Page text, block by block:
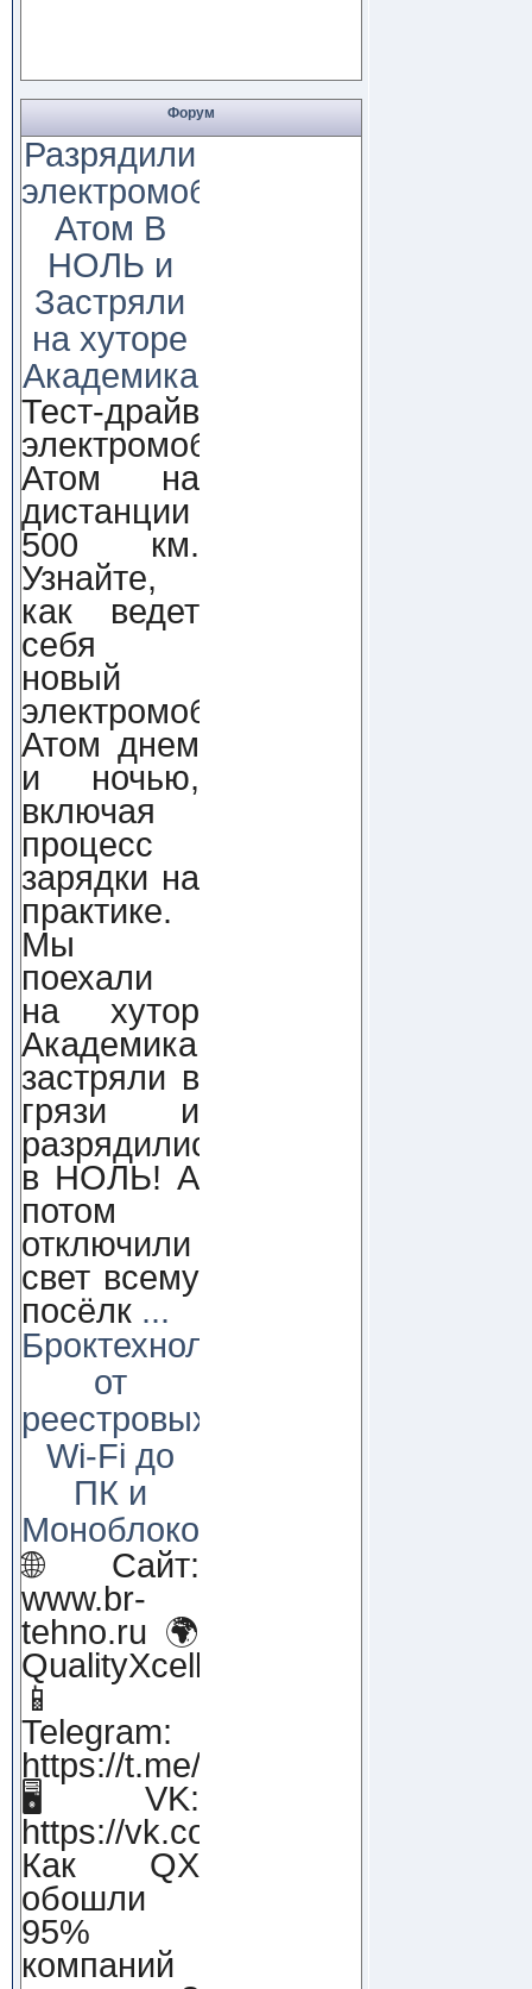
Форум
Разрядили
электромобиль
Атом В
НОЛЬ и
Застряли
на хуторе
Академика
Тест-драйв
электромобиля
Атом на
дистанции
500 км.
Узнайте,
как ведет
себя
новый
электромобиль
Атом днем
и ночью,
включая
процесс
зарядки на
практике.
Мы
поехали
на хутор
Академика,
застряли в
грязи и
разрядились
в НОЛЬ! А
потом
отключили
свет всему
посёлк ...
Броктехнолоджи:
от
реестровых
Wi-Fi до
ПК и
Моноблоков!
🌐 Сайт:
www.br-
tehno.ru 🌍
QualityXcellence.ru
📱
Telegram:
https://t.me/qx_lab_IT
🖥 VK:
https://vk.com/qualityxcellenc
Как QX
обошли
95%
компаний